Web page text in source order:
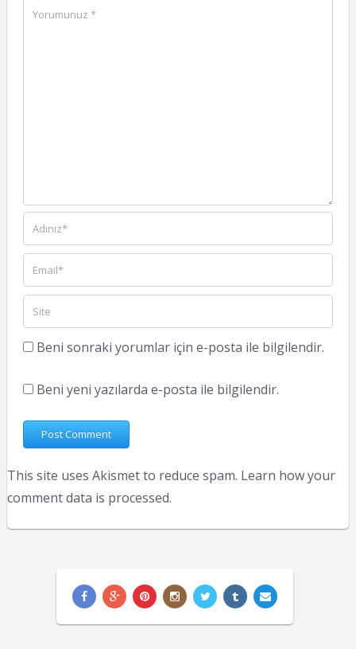
Beni sonraki yorumlar için e-posta ile bilgilendir.
Beni yeni yazılarda e-posta ile bilgilendir.
This site uses Akismet to reduce spam. Learn how your
comment data is processed.